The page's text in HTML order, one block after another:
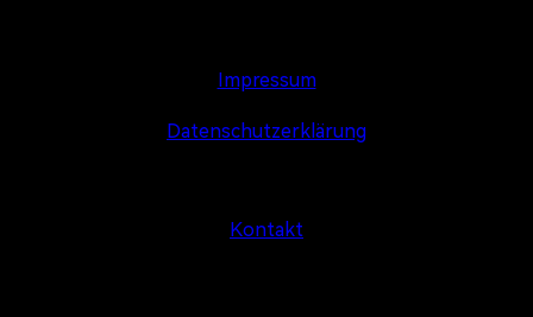
Impressum
Datenschutzerklärung
Kontakt